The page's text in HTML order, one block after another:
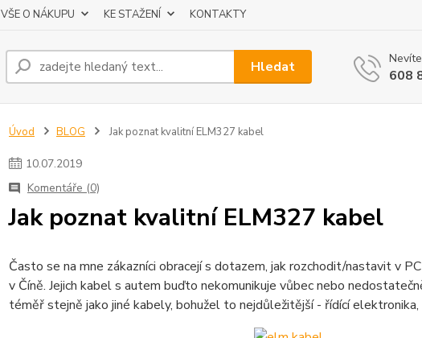
VŠE O NÁKUPU KE STAŽENÍ KONTAKTY
Hledat
608
Úvod BLOG Jak poznat kvalitní ELM327 kabel
10.07.2019
Komentáře (0)
Jak poznat kvalitní ELM327 kabel
Často se na mne zákazníci obracejí s dotazem, jak rozchodit/nastavit v
v Číně. Jejich kabel s autem buďto nekomunikuje vůbec nebo
téměř stejně jako jiné kabely, bohužel to nejdůležitější - řídící